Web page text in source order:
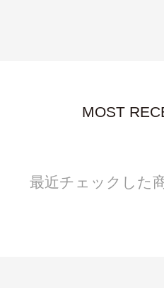
MOST
最近チェックした